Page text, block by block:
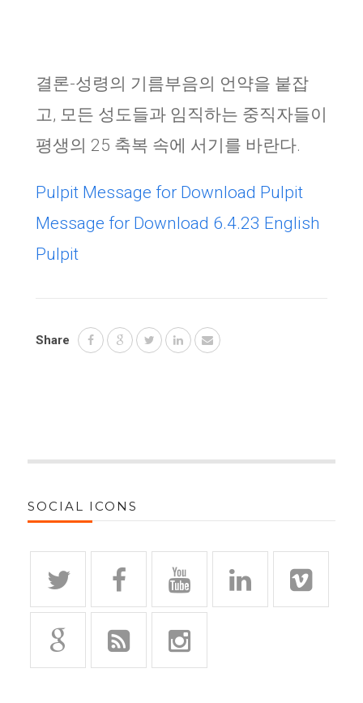
결론-성령의 기름부음의 언약을 붙잡
고, 모든 성도들과 임직하는 중직자들이
평생의 25 축복 속에 서기를 바란다.
Pulpit Message for Download Pulpit
Message for Download 6.4.23 English
Pulpit
Share
SOCIAL ICONS